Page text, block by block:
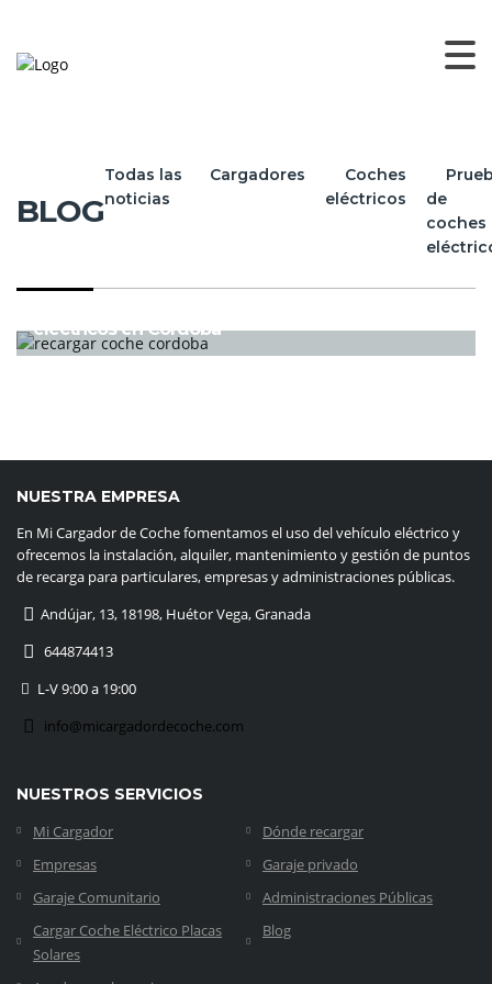
MI CARGADOR DE COCHE
BLOG
Todas las
noticias
Cargadores
Coches
eléctricos
de
coches
eléctricos en Córdoba
NUESTRA EMPRESA
En Mi Cargador de Coche fomentamos el uso del vehículo eléctrico y
ofrecemos la instalación, alquiler, mantenimiento y gestión de puntos
de recarga para particulares, empresas y administraciones públicas.
Andújar, 13, 18198, Huétor Vega, Granada
644874413
L-V 9:00 a 19:00
info@micargadordecoche.com
NUESTROS SERVICIOS
Mi Cargador
Dónde recargar
Empresas
Garaje privado
Garaje Comunitario
Administraciones Públicas
Cargar Coche Eléctrico Placas
Solares
Blog